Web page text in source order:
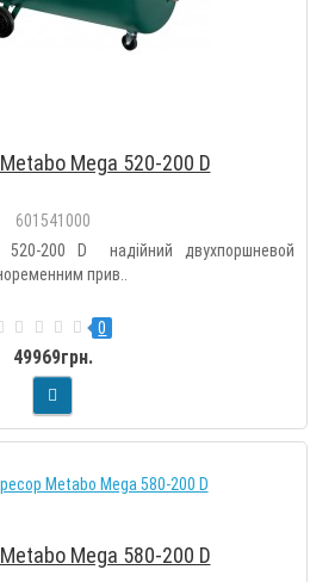
Mega 520-200 D
601541000
520-200 D надійний двухпоршневой
прив..
0
49969грн.
Mega 580-200 D